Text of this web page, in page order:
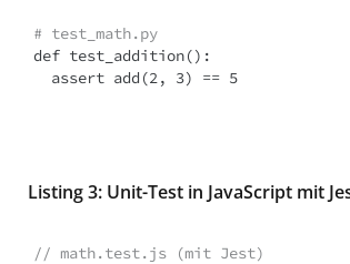
# test_math.py
def test_addition():
Listing 3: Unit-Test in JavaScript mit
// math.test.js (mit Jest)